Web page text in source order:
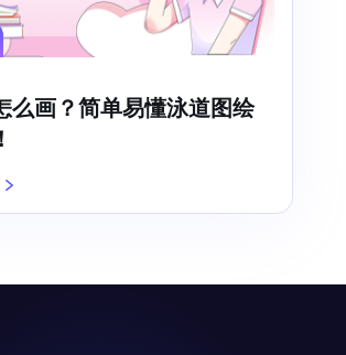
么画？简单易懂泳道图绘